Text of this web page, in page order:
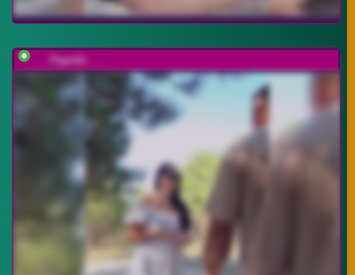
___Pypsiki___